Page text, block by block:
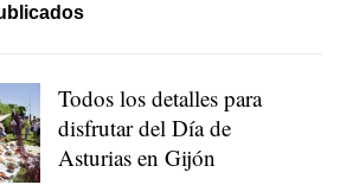
Todos los detalles para
disfrutar del Día de
Asturias en Gijón